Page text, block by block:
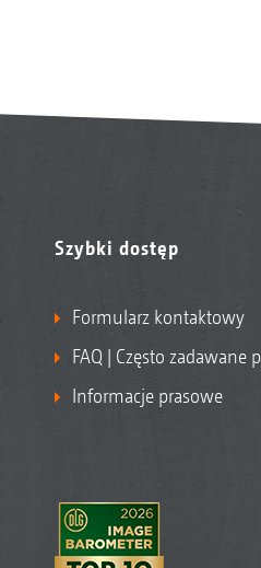
Szybki dostęp
Formularz kontaktowy
FAQ | Często zadawane
Informacje prasowe